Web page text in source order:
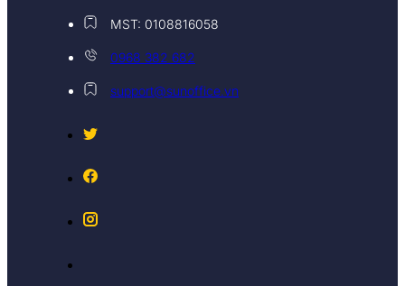
MST: 0108816058
0968 382 682
support@sunoffice.vn